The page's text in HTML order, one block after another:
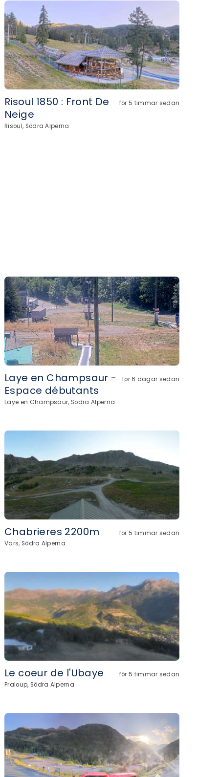
Risoul 1850 : Front De
Neige
för 5 timmar sedan
Risoul, Södra Alperna
Laye en Champsaur -
Espace débutants
för 6 dagar sedan
Laye en Champsaur, Södra Alperna
Chabrieres 2200m
för 5 timmar sedan
Vars, Södra Alperna
Le coeur de l'Ubaye
för 5 timmar sedan
Praloup, Södra Alperna